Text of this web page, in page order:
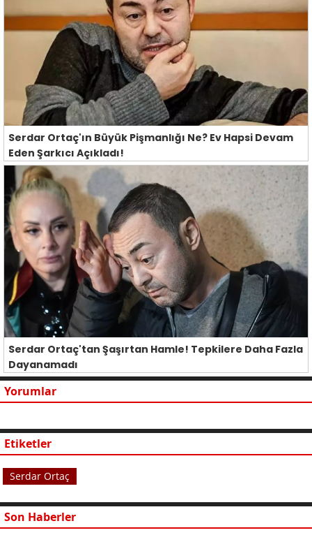
Serdar Ortaç'ın Büyük Pişmanlığı Ne? Ev Hapsi Devam
Eden Şarkıcı Açıkladı!
Serdar Ortaç'tan Şaşırtan Hamle! Tepkilere Daha Fazla
Dayanamadı
Yorumlar
Etiketler
Serdar Ortaç
Son Haberler